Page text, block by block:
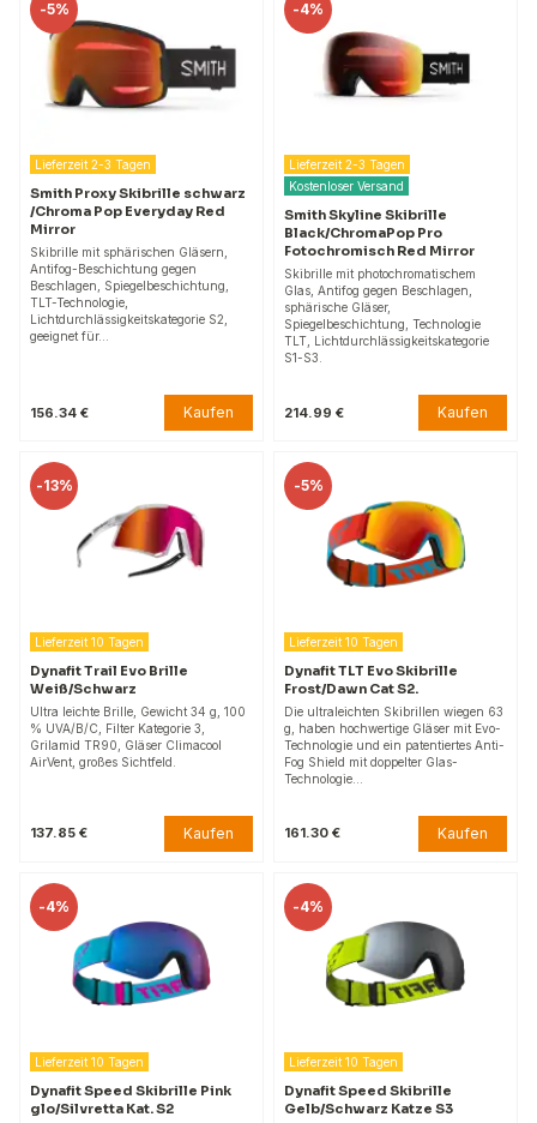
-5%
Lieferzeit 2-3 Tagen
Smith Proxy Skibrille schwarz
/Chroma Pop Everyday Red
Mirror
Skibrille mit sphärischen Gläsern,
Antifog-Beschichtung gegen
Beschlagen, Spiegelbeschichtung,
TLT-Technologie,
Lichtdurchlässigkeitskategorie S2,
geeignet für…
156.34 € Kaufen
-4%
Lieferzeit 2-3 Tagen
Kostenloser Versand
Smith Skyline Skibrille
Black/ChromaPop Pro
Fotochromisch Red Mirror
Skibrille mit photochromatischem
Glas, Antifog gegen Beschlagen,
sphärische Gläser,
Spiegelbeschichtung, Technologie
TLT, Lichtdurchlässigkeitskategorie
S1-S3.
214.99 € Kaufen
-13%
Lieferzeit 10 Tagen
Dynafit Trail Evo Brille
Weiß/Schwarz
Ultra leichte Brille, Gewicht 34 g, 100
% UVA/B/C, Filter Kategorie 3,
Grilamid TR90, Gläser Climacool
AirVent, großes Sichtfeld.
137.85 € Kaufen
-5%
Lieferzeit 10 Tagen
Dynafit TLT Evo Skibrille
Frost/Dawn Cat S2.
Die ultraleichten Skibrillen wiegen 63
g, haben hochwertige Gläser mit Evo-
Technologie und ein patentiertes Anti-
Fog Shield mit doppelter Glas-
Technologie…
161.30 € Kaufen
-4%
Lieferzeit 10 Tagen
Dynafit Speed Skibrille Pink
glo/Silvretta Kat. S2
-4%
Lieferzeit 10 Tagen
Dynafit Speed Skibrille
Gelb/Schwarz Katze S3